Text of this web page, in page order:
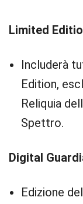
Limited
Includerà
Edition,
Reliquia
Spettro.
Digital
Edizione